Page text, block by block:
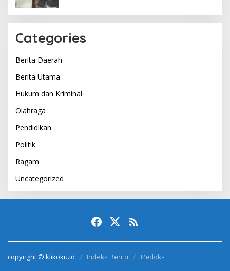
Categories
Berita Daerah
Berita Utama
Hukum dan Kriminal
Olahraga
Pendidikan
Politik
Ragam
Uncategorized
copyright © klikoku.id Indeks Berita Redaksi